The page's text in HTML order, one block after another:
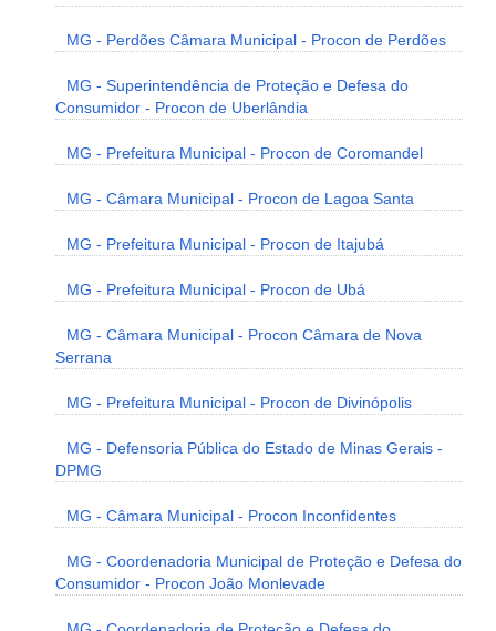
MG - Perdões Câmara Municipal - Procon de Perdões
MG - Superintendência de Proteção e Defesa do
Consumidor - Procon de Uberlândia
MG - Prefeitura Municipal - Procon de Coromandel
MG - Câmara Municipal - Procon de Lagoa Santa
MG - Prefeitura Municipal - Procon de Itajubá
MG - Prefeitura Municipal - Procon de Ubá
MG - Câmara Municipal - Procon Câmara de Nova
Serrana
MG - Prefeitura Municipal - Procon de Divinópolis
MG - Defensoria Pública do Estado de Minas Gerais -
DPMG
MG - Câmara Municipal - Procon Inconfidentes
MG - Coordenadoria Municipal de Proteção e Defesa do
Consumidor - Procon João Monlevade